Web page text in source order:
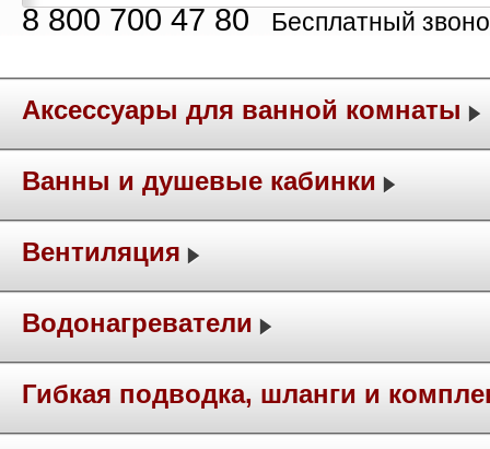
8 800 700 47 80 Бесплатный
Аксессуары для ванной комнаты
Ванны и душевые кабинки
Вентиляция
Водонагреватели
Гибкая подводка, шланги и